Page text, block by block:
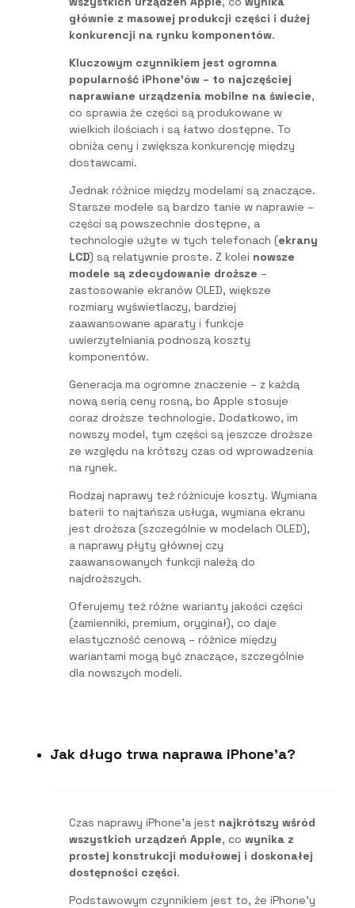
głównie z masowej produkcji części i dużej
konkurencji na rynku komponentów.
Kluczowym czynnikiem jest ogromna
popularność iPhone’ów – to najczęściej
naprawiane urządzenia mobilne na świecie,
co sprawia że części są produkowane w
wielkich ilościach i są łatwo dostępne. To
obniża ceny i zwiększa konkurencję między
dostawcami.
Jednak różnice między modelami są znaczące.
Starsze modele są bardzo tanie w naprawie –
części są powszechnie dostępne, a
technologie użyte w tych telefonach (ekrany
LCD) są relatywnie proste. Z kolei nowsze
modele są zdecydowanie droższe –
zastosowanie ekranów OLED, większe
rozmiary wyświetlaczy, bardziej
zaawansowane aparaty i funkcje
uwierzytelniania podnoszą koszty
komponentów.
Generacja ma ogromne znaczenie – z każdą
nową serią ceny rosną, bo Apple stosuje
coraz droższe technologie. Dodatkowo, im
nowszy model, tym części są jeszcze droższe
ze względu na krótszy czas od wprowadzenia
na rynek.
Rodzaj naprawy też różnicuje koszty. Wymiana
baterii to najtańsza usługa, wymiana ekranu
jest droższa (szczególnie w modelach OLED),
a naprawy płyty głównej czy
zaawansowanych funkcji należą do
najdroższych.
Oferujemy też różne warianty jakości części
(zamienniki, premium, oryginał), co daje
elastyczność cenową – różnice między
wariantami mogą być znaczące, szczególnie
dla nowszych modeli.
Jak długo trwa naprawa iPhone'a?
Czas naprawy iPhone’a jest najkrótszy wśród
wszystkich urządzeń Apple, co wynika z
prostej konstrukcji modułowej i doskonałej
dostępności części.
Podstawowym czynnikiem jest to, że iPhone’y